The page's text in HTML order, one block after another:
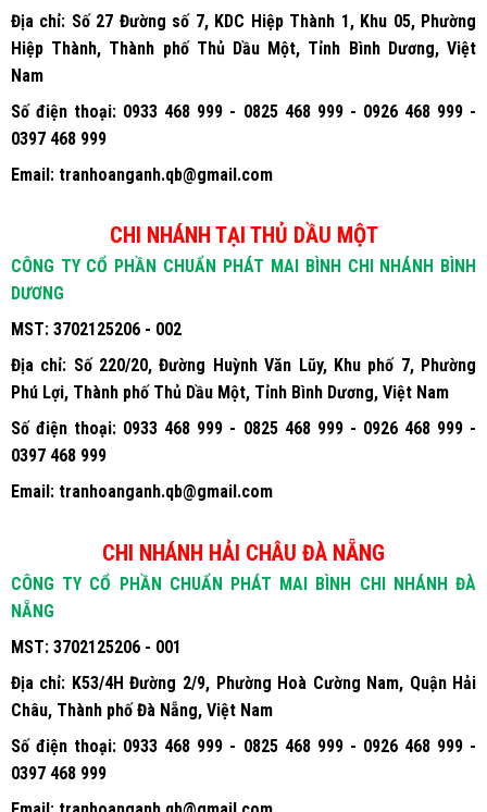
Địa chỉ: Số 27 Đường số 7, KDC Hiệp Thành 1, Khu 05, Phường
Hiệp Thành, Thành phố Thủ Dầu Một, Tỉnh Bình Dương, Việt
Nam
Số điện thoại: 0933 468 999 - 0825 468 999 - 0926 468 999 -
0397 468 999
Email:tranhoanganh.qb@gmail.com
CHI NHÁNH TẠI THỦ DẦU MỘT
CÔNG TY CỔ PHẦN CHUẨN PHÁT MAI BÌNH CHI NHÁNH BÌNH
DƯƠNG
MST:3702125206 - 002
Địa chỉ: Số 220/20, Đường Huỳnh Văn Lũy, Khu phố 7, Phường
Phú Lợi, Thành phố Thủ Dầu Một, Tỉnh Bình Dương, Việt Nam
Số điện thoại: 0933 468 999 - 0825 468 999 - 0926 468 999 -
0397 468 999
Email:tranhoanganh.qb@gmail.com
CHI NHÁNH HẢI CHÂU ĐÀ NẴNG
CÔNG TY CỔ PHẦN CHUẨN PHÁT MAI BÌNH CHI NHÁNH ĐÀ
NẴNG
MST:3702125206 - 001
Địa chỉ: K53/4H Đường 2/9, Phường Hoà Cường Nam, Quận Hải
Châu, Thành phố Đà Nẵng, Việt Nam
Số điện thoại: 0933 468 999 - 0825 468 999 - 0926 468 999 -
0397 468 999